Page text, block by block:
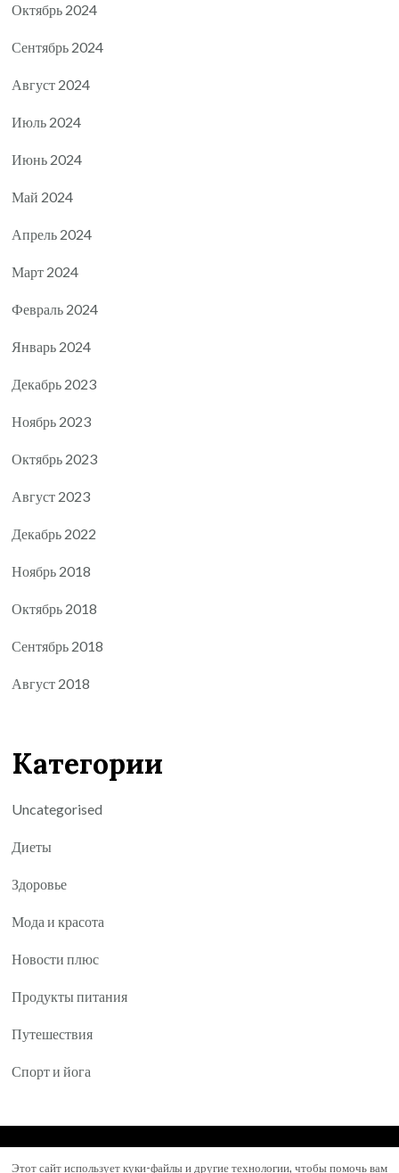
Октябрь 2024
Сентябрь 2024
Август 2024
Июль 2024
Июнь 2024
Май 2024
Апрель 2024
Март 2024
Февраль 2024
Январь 2024
Декабрь 2023
Ноябрь 2023
Октябрь 2023
Август 2023
Декабрь 2022
Ноябрь 2018
Октябрь 2018
Сентябрь 2018
Август 2018
Категории
Uncategorised
Диеты
Здоровье
Мода и красота
Новости плюс
Продукты питания
Путешествия
Спорт и йога
Этот сайт использует куки-файлы и другие технологии, чтобы помочь вам